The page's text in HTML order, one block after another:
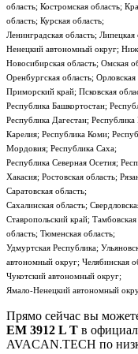
область; Костромская область;
область; Курская область;
Ленинградская область;
Ненецкий автономный округ;
Новосибирская область; Омская
Оренбургская область;
Приморский край; Псковская
Республика Башкортостан;
Республика Дагестан;
Карелия; Республика Коми;
Мордовия; Республика Саха;
Республика Северная Осетия;
Хакасия; Ростовская область;
Саратовская область;
Сахалинская область;
Ставропольский край; Тамбовская
область; Тюменская область;
Удмуртская Республика;
автономный округ; Челябинская
Чукотский автономный округ;
Ямало-Ненецкий автономный
Прямо сейчас вы
EM 3912 L T в
AVACAN.TECH по